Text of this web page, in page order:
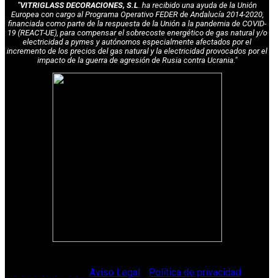
"VITRIGLASS DECORACIONES, S.L. ha recibido una ayuda de la Unión
Europea con cargo al Programa Operativo FEDER de Andalucía 2014-2020,
financiada como parte de la respuesta de la Unión a la pandemia de COVID-
19 (REACT-UE), para compensar el sobrecoste energético de gas natural y/o
electricidad a pymes y autónomos especialmente afectados por el
incremento de los precios del gas natural y la electricidad provocados por el
impacto de la guerra de agresión de Rusia contra Ucrania."
Aviso Legal Política de privacidad